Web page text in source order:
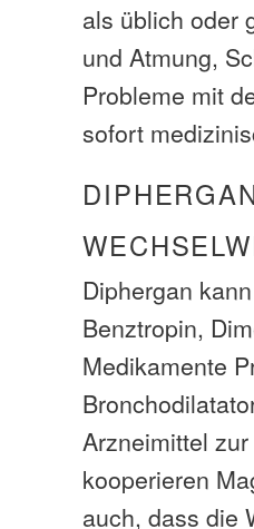
als üblich oder
und Atmung,
Probleme mit
sofort
Diphergan
Benztropin,
Medikamente
Arzneimittel
kooperieren
auch, dass die